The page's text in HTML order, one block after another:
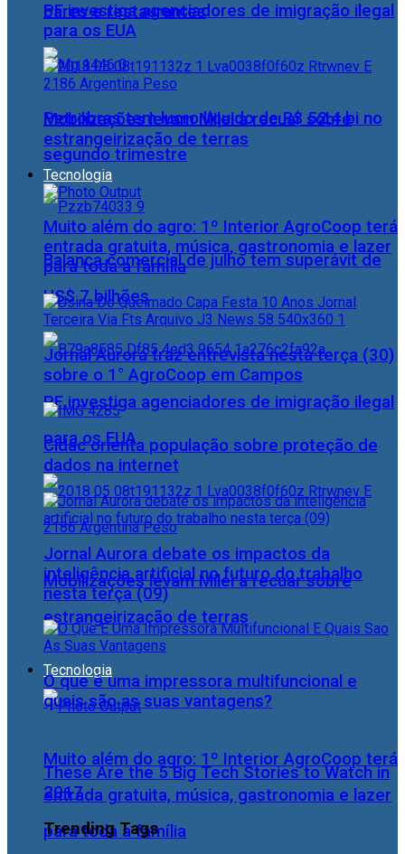
bares e restaurantes
Petrobras tem lucro líquido de R$ 52,4 bi no
segundo trimestre
Balança comercial de julho tem superávit de
US$ 7 bilhões
PF investiga agenciadores de imigração ilegal
para os EUA
Mobilizações levam Milei a recuar sobre
estrangeirização de terras
Tecnologia
Muito além do agro: 1º Interior AgroCoop terá
entrada gratuita, música, gastronomia e lazer
para toda a família
PF investiga agenciadores de imigração ilegal
para os EUA
Mobilizações levam Milei a recuar sobre
estrangeirização de terras
Tecnologia
Muito além do agro: 1º Interior AgroCoop terá
entrada gratuita, música, gastronomia e lazer
para toda a família
Jornal Aurora traz entrevista nesta terça (30)
sobre o 1° AgroCoop em Campos
Cidac orienta população sobre proteção de
dados na internet
Jornal Aurora debate os impactos da
inteligência artificial no futuro do trabalho
nesta terça (09)
O que é uma impressora multifuncional e
quais são as suas vantagens?
These Are the 5 Big Tech Stories to Watch in
2017
Trending Tags